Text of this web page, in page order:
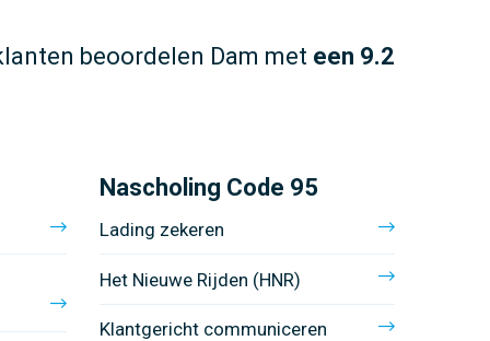
beoordelen Dam met een 9.2
Nascholing Code 95
Lading zekeren
Het Nieuwe Rijden (HNR)
Klantgericht communiceren